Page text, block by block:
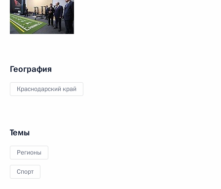
География
Краснодарский край
Темы
Регионы
Спорт